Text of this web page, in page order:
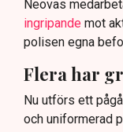
Neovas
ingripande mot
polisen egna
Flera har
Nu utförs ett
och uniformerad